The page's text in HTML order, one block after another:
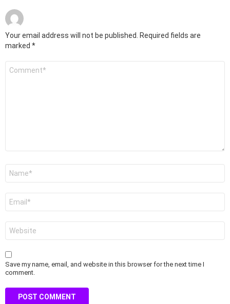
Your email address will not be published.
Required fields are
marked *
Save my name, email, and website in this browser for the next time I
comment.